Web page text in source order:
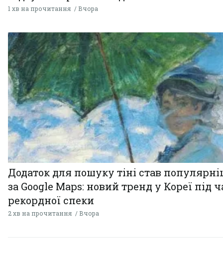
1 хв на прочитання Вчора
Додаток для пошуку тіні став
за Google Maps: новий тренд у Кореї під
рекордної спеки
2 хв на прочитання Вчора